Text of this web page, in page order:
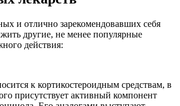
и отлично зарекомендовавших себя
другие, не менее популярные
действия:
к кортикостероидным средствам, в
присутствует активный компонент